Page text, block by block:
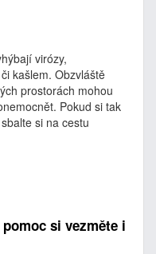
virózy,
kašlem. Obzvláště
prostorách mohou
Pokud si tak
si na cestu
si vezměte i